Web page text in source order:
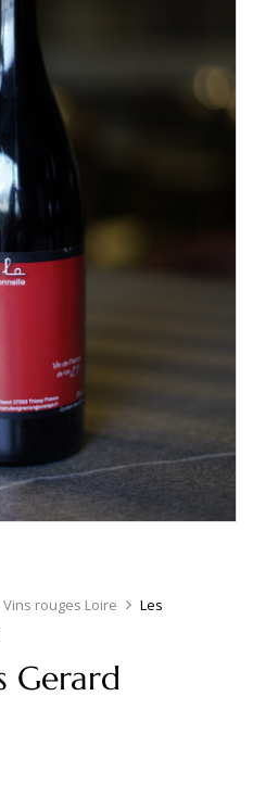
Vins rouges Loire
Les
Gerard